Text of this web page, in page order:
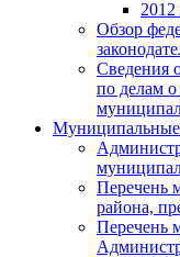
2012
Обзор
Сведения
по делам
Муниципальные
Перечень
района,
Перечень